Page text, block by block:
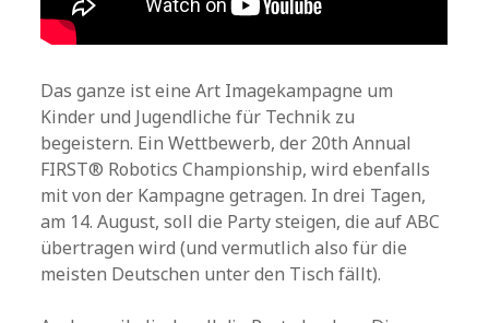
Das ganze ist eine Art Imagekampagne um
Kinder und Jugendliche für Technik zu
begeistern. Ein Wettbewerb, der 20th Annual
FIRST® Robotics Championship, wird ebenfalls
mit von der Kampagne getragen. In drei Tagen,
am 14. August, soll die Party steigen, die auf ABC
übertragen wird (und vermutlich also für die
meisten Deutschen unter den Tisch fällt).